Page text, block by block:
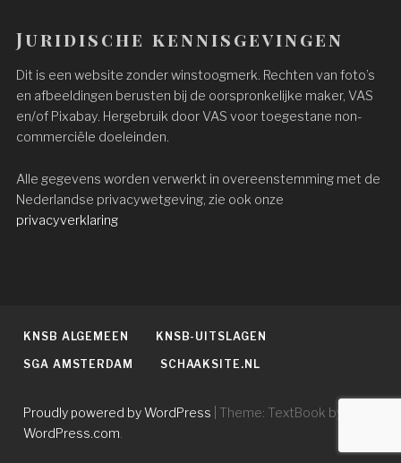
Juridische kennisgevingen
Dit is een website zonder winstoogmerk. Rechten van foto’s
en afbeeldingen berusten bij de oorspronkelijke maker, VAS
en/of Pixabay. Hergebruik door VAS voor toegestane non-
commerciële doeleinden.
Alle gegevens worden verwerkt in overeenstemming met de
Nederlandse privacywetgeving, zie ook onze
privacyverklaring
KNSB ALGEMEEN KNSB-UITSLAGEN
SGA AMSTERDAM SCHAAKSITE.NL
Proudly powered by WordPress
Theme: TextBook by
WordPress.com